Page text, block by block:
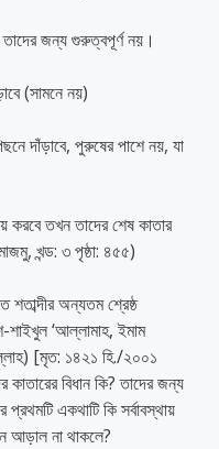
জন্য গুরুত্বপূর্ণ নয়।
(সামনে নয়)
দাঁড়াবে, পুরুষের পাশে নয়, যা
করবে তখন তাদের শেষ কাতার
খন্ড: ৩ পৃষ্ঠা: ৪৫৫)
শতাব্দীর অন্যতম শ্রেষ্ঠ
শাইখুল ‘আল্লামাহ, ইমাম
[মৃত: ১৪২১ হি./২০০১
কাতারের বিধান কি? তাদের জন্য
একথাটি কি সর্বাবস্থায়
আড়াল না থাকলে?